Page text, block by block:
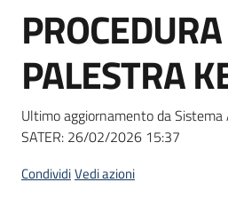
Bandi
strumenti
acquisto
Salta al contenuto
PALESTRA
Ultimo aggiornamento da Sistema
SATER: 26/02/2026 15:37
CondividiVedi azioni